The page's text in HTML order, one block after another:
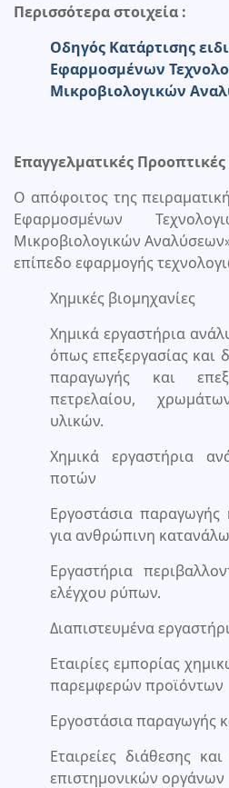
Περισσότερα στοιχεία :
Οδηγός Κατάρτισης
Εφαρμοσμένων
Μικροβιολογικών
Επαγγελματικές Προοπτικές
Ο απόφοιτος της
Εφαρμοσμένων
Μικροβιολογικών
επίπεδο εφαρμογής
Χημικές βιομηχανίες
Χημικά εργαστήρια
όπως επεξεργασίας
παραγωγής και
πετρελαίου,
υλικών.
Χημικά εργαστήρια
ποτών
Εργοστάσια
για ανθρώπινη
Εργαστήρια
ελέγχου ρύπων.
Διαπιστευμένα
Εταιρίες εμπορίας
παρεμφερών προϊόντων
Εργοστάσια παραγωγής
Εταιρείες διάθεσης
επιστημονικών οργάνων